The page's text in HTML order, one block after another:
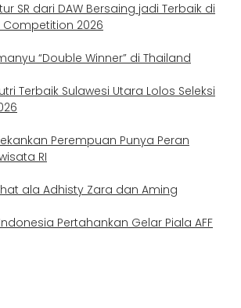
SR dari DAW Bersaing jadi Terbaik di
Competition 2026
“Double Winner” di Thailand
Terbaik Sulawesi Utara Lolos Seleksi
Perempuan Punya Peran
RI
ala Adhisty Zara dan Aming
Pertahankan Gelar Piala AFF